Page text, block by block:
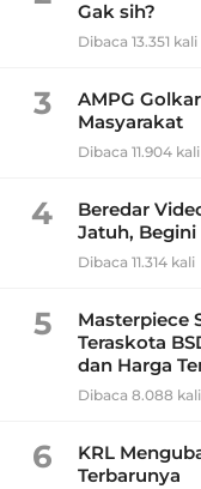
Gak sih?
Dibaca 13.351 kali
3
AMPG
Masyarakat
Dibaca 11.904 kali
4
Beredar
Jatuh,
Dibaca 11.314 kali
5
Masterpiece
Teraskota
dan Harga
Dibaca 8.088 kali
6
KRL
Terbarunya